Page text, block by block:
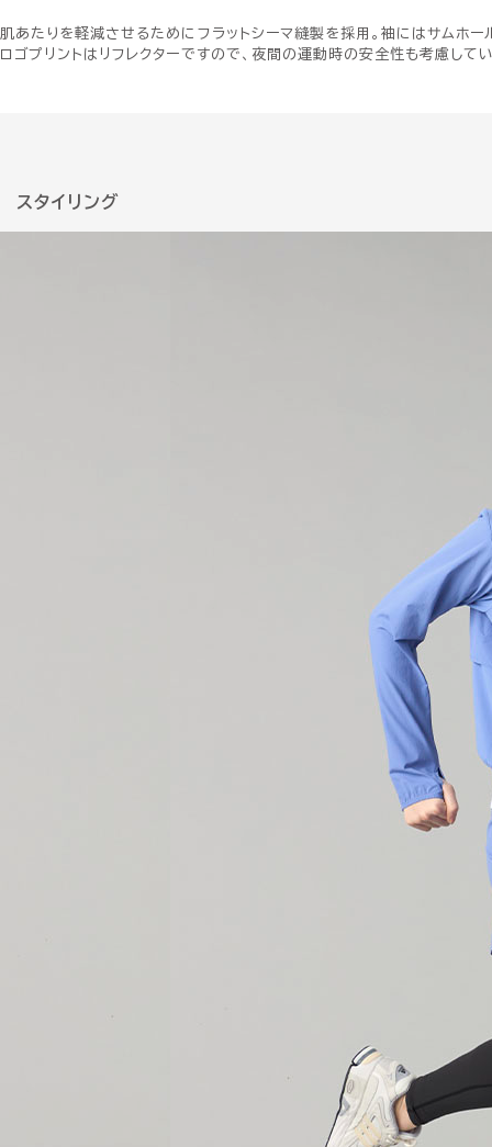
肌あたりを軽減させるためにフラットシーマ縫製を採用。袖にはサムホー
ロゴプリントはリフレクターですので、夜間の運動時の安全性も考慮して
スタイリング